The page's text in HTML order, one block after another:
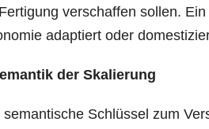
verschaffen sollen.
adaptiert oder
der Skalierung
Schlüssel zum